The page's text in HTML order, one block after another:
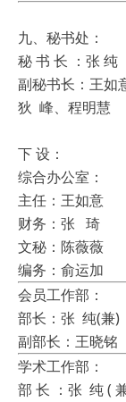
九、秘书处：
秘 书 长 ：张 纯
副秘书长：王如
狄 峰、程明慧
下 设：
综合办公室：
主任：王如
财务：张 琦
文秘：陈薇薇
编务：俞运加
会员工作部：
部长：张 纯(兼)
副部长：王晓铭
学术工作部：
部 长 ：张 纯 (